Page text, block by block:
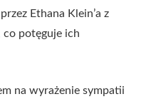
Ethana Klein’a z
co potęguje ich
na wyrażenie sympatii